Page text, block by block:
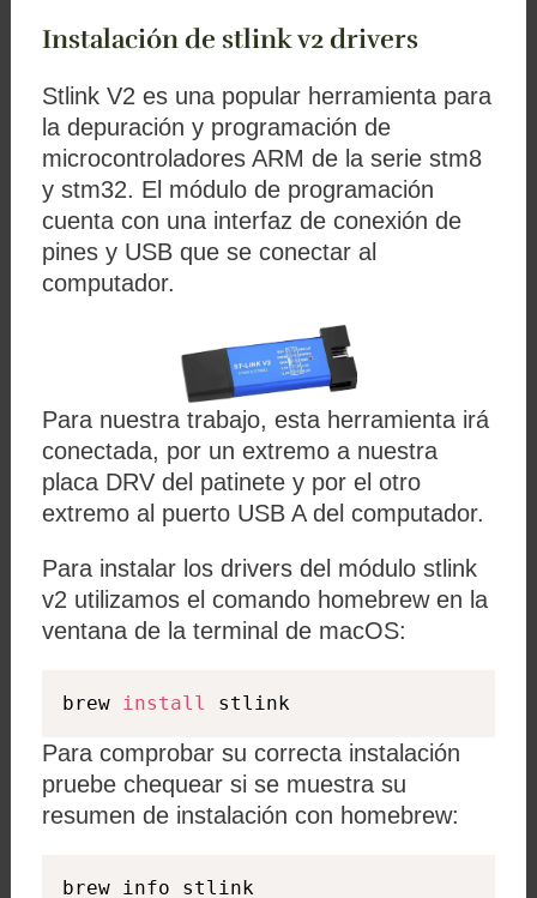
Instalación de stlink v2 drivers
Stlink V2 es una popular herramienta para
la depuración y programación de
microcontroladores ARM de la serie stm8
y stm32. El módulo de programación
cuenta con una interfaz de conexión de
pines y USB que se conectar al
computador.
Para nuestra trabajo, esta herramienta irá
conectada, por un extremo a nuestra
placa DRV del patinete y por el otro
extremo al puerto USB A del computador.
Para instalar los drivers del módulo stlink
v2 utilizamos el comando homebrew en la
ventana de la terminal de macOS:
brew install stlink
Para comprobar su correcta instalación
pruebe chequear si se muestra su
resumen de instalación con homebrew:
brew info stlink